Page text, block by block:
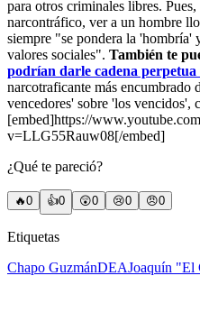
para otros criminales libres.
narcontráfico, ver a un hombre
siempre "se pondera la 'hombría'
valores sociales". También te
podrían darle cadena
narcotraficante más encumbrado
vencedores' sobre 'los vencidos',
[embed]https://
v=LLG55Rauw08[/embed]
¿Qué te pareció?
🔥0 👍0 😲0 😢0 😠0
Etiquetas
Chapo GuzmánDEAJoaquín "El